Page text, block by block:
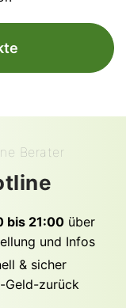
Berater
bis 21:00 über
und Infos
& sicher
Geld-zurück